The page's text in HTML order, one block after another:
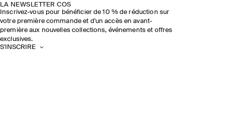
LA NEWSLETTER COS
Inscrivez-vous pour bénéficier de 10 % de réduction sur
votre première commande et d'un accès en avant-
première aux nouvelles collections, événements et offres
exclusives.
S'INSCRIRE